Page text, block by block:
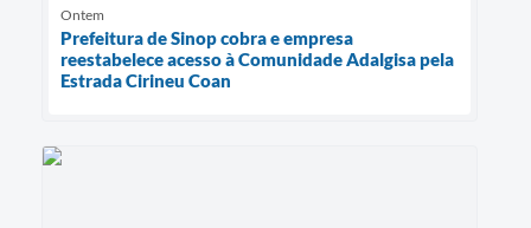
Ontem
Prefeitura de Sinop cobra e empresa
reestabelece acesso à Comunidade Adalgisa pela
Estrada Cirineu Coan